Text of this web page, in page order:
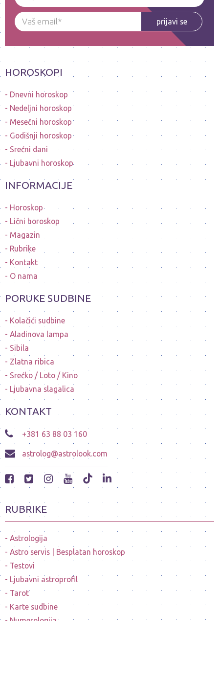
prijavi se
HOROSKOPI
Dnevni horoskop
Nedeljni horoskop
Mesečni horoskop
Godišnji horoskop
Srećni dani
Ljubavni horoskop
INFORMACIJE
Horoskop
Lični horoskop
Magazin
Rubrike
Kontakt
O nama
PORUKE SUDBINE
Kolačići sudbine
Aladinova lampa
Sibila
Zlatna ribica
Srećko / Loto / Kino
Ljubavna slagalica
KONTAKT
+381 63 88 03 160
astrolog@astrolook.com
RUBRIKE
Astrologija
Astro servis | Besplatan horoskop
Testovi
Ljubavni astroprofil
Tarot
Karte sudbine
Numerologija